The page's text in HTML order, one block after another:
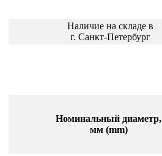
Наличие на складе в
г. Санкт-Петербург
Номинальный диаметр,
мм (mm)